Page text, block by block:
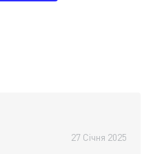
27 Січня 2025